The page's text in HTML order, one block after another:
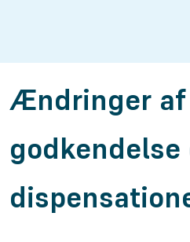
Ændringer af
godkendelse